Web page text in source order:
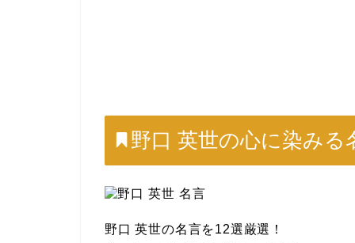
野口 英世の心に染みる
野口 英世の名言を12選厳選！